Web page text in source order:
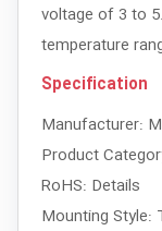
voltage of 3 to
temperature
Specification
Manufacturer:
Product
RoHS: Details
Mounting Style: